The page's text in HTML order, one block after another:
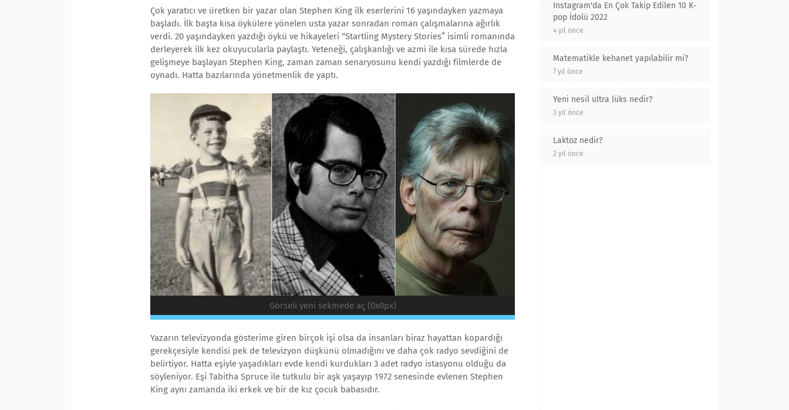
Çok yaratıcı ve üretken bir yazar olan Stephen King ilk eserlerini 16 yaşındayken yazmaya
başladı. İlk başta kısa öykülere yönelen usta yazar sonradan roman çalışmalarına ağırlık
verdi. 20 yaşındayken yazdığı öykü ve hikayeleri “Startling Mystery Stories” isimli romanında
derleyerek ilk kez okuyucularla paylaştı. Yeteneği, çalışkanlığı ve azmi ile kısa sürede hızla
gelişmeye başlayan Stephen King, zaman zaman senaryosunu kendi yazdığı filmlerde de
oynadı. Hatta bazılarında yönetmenlik de yaptı.
Görseli yeni sekmede aç (0x0px)
Yazarın televizyonda gösterime giren birçok işi olsa da insanları biraz hayattan kopardığı
gerekçesiyle kendisi pek de televizyon düşkünü olmadığını ve daha çok radyo sevdiğini de
belirtiyor. Hatta eşiyle yaşadıkları evde kendi kurdukları 3 adet radyo istasyonu olduğu da
söyleniyor. Eşi Tabitha Spruce ile tutkulu bir aşk yaşayıp 1972 senesinde evlenen Stephen
King aynı zamanda iki erkek ve bir de kız çocuk babasıdır.
Instagram'da En Çok Takip Edilen 10 K-
pop İdolü 2022
4 yıl önce
Matematikle kehanet yapılabilir mi?
7 yıl önce
Yeni nesil ultra lüks nedir?
3 yıl önce
Laktoz nedir?
2 yıl önce